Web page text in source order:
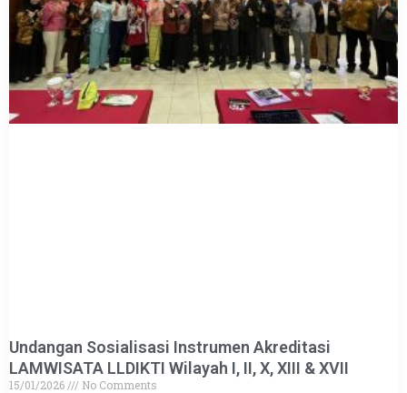
Undangan Sosialisasi Instrumen Akreditasi
LAMWISATA LLDIKTI Wilayah I, II, X, XIII & XVII
15/01/2026 No Comments